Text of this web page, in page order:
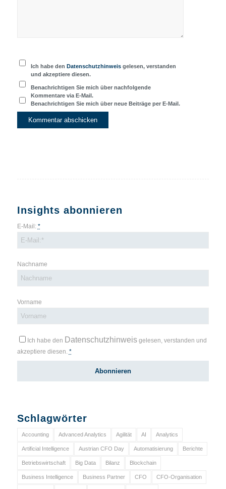
Ich habe denDatenschutzhinweis gelesen, verstanden
und akzeptiere diesen.
Benachrichtigen Sie mich über nachfolgende
Kommentare via E-Mail.
Benachrichtigen Sie mich über neue Beiträge per E-Mail.
Insights abonnieren
E-Mail: *
Nachname
Vorname
Ich habe den Datenschutzhinweisgelesen, verstanden und
akzeptiere diesen. *
Schlagwörter
Accounting Advanced Analytics Agilität AI Analytics
Artificial Intelligence Austrian CFO Day Automatisierung Berichte
Betriebswirtschaft Big Data Bilanz Blockchain
Business Intelligence Business Partner CFO CFO-Organisation